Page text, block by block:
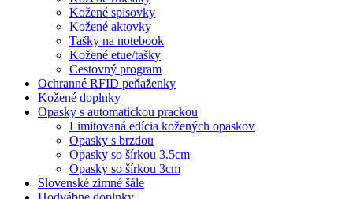
Kožené spisovky
Kožené aktovky
Tašky na notebook
Kožené etue/tašky
Cestovný program
Ochranné RFID peňaženky
Kožené doplnky
Opasky s automatickou prackou
Limitovaná edícia kožených opaskov
Opasky s brzdou
Opasky so šírkou 3.5cm
Opasky so šírkou 3cm
Slovenské zimné šále